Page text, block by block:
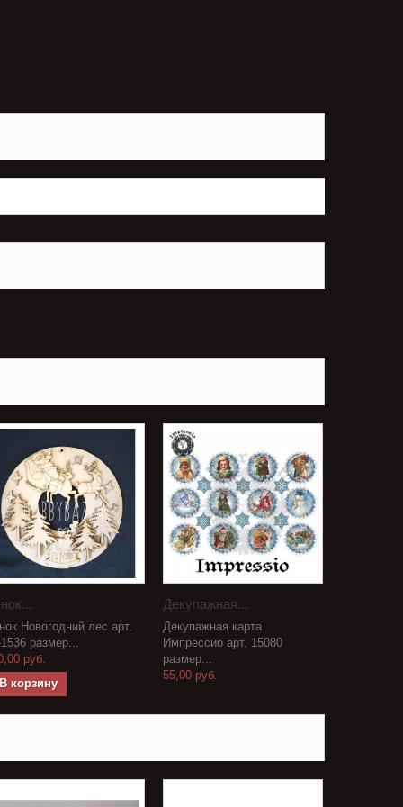
Новогодний лес арт.
размер...
руб.
В корзину
Декупажная...
Декупажная карта
Импрессио арт. 15080
размер...
55,00 руб.